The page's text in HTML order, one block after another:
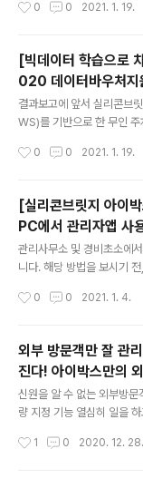
던 시스템이었지요. 사실 주
가요? 이런 이슈는 휴대전
서버 간의 동기화가 되지
스 운영 방침에 어긋났기
한 것입니다. 아이박스2.0
1 휴대전화(디바이스) 아이
인 정보 보안을 위해 하나
보 보안을 위한 아이박스
0 0 2021. 1. 19.
[빅데이터 학습으로
020 데이터바우처지
및 담당자 인터뷰
결과보고에 앞서 실리콘브
WS)를 기반으로 한 무인
관제 플랫폼을 구축해 말단
S&I의 기술 협력사로 활동
시장에 인공 지능(AI) 바람
클라우드 기술 기반으로 변
데요, 실리콘브릿지 또한
이기 위해 자체 연구개발을
량번호인식기는 평균
0 0 2021. 1. 19.
[실리콘브릿지 아이
PC에서 관리자앱 사
관리사무소 및 경비초소에
니다. 해당 방법을 보시기
는 않은지(비행기모드가 켜
맞는지 꼭 확인해주세요 :)
다. 안드로이드 폰을 사용하
토어에서, 아이폰을 쓰고 계
에서 아이박스2.0 관리자
드 받으셨으면 관리자 아이
저장을 하시면 이후에 자동
0 0 2021. 1. 4.
외부 방문객만 잘 관
진다! 아이박스만의
정 기능
신원을 알 수 없는 외부방
량 지정 기능 열심히 일을
하지만 정말 모든 차량이 정
1 0 2020. 12. 28.